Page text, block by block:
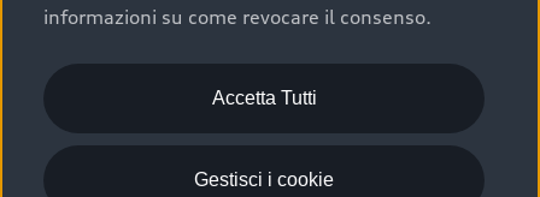
informazioni su come revocare il consenso.
Accetta Tutti
Gestisci i cookie